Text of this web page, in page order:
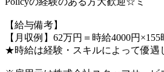
【給与備考】
【月収例】62万円＝時給4000円
★時給は経験・スキルによって優遇